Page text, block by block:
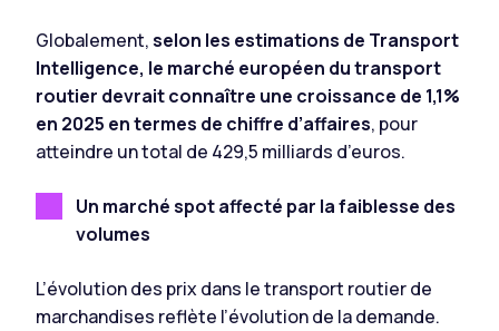
Globalement,selon les estimations de Transport
Intelligence, le marché européen du transport
routier devrait connaître une croissance de 1,1%
en 2025 en termes de chiffre d’affaires, pour
atteindre un total de 429,5 milliards d’euros.
Un marché spot affecté par la faiblesse des
volumes
L’évolution des prix dans le transport routier de
marchandises reflète l’évolution de la demande.